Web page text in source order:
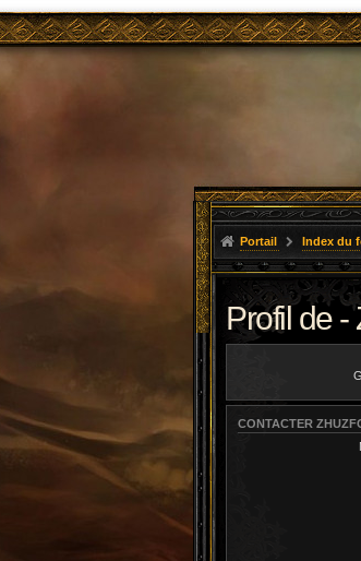
Portail Index du
Profil de -
CONTACTER